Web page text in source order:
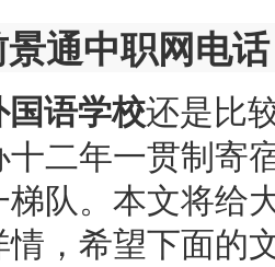
通中职网电
语学校还是比
二年一贯制寄
队。本文将给
，希望下面的